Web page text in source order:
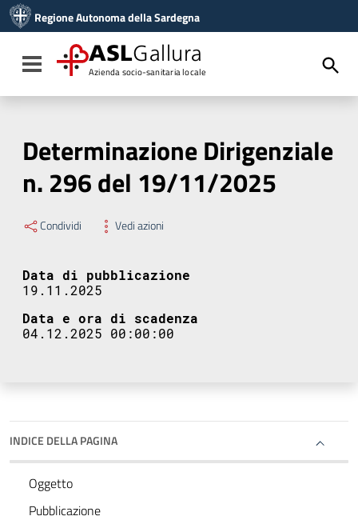
Vai al menu di navigazione
Vai al footer
Regione Autonoma della Sardegna
Toggle navigation
ASLGallura
Azienda socio-sanitaria locale
Determinazione Dirigenziale
n. 296 del 19/11/2025
Condividi Vedi azioni
Data di pubblicazione
19.11.2025
Data e ora di scadenza
04.12.2025 00:00:00
INDICE DELLA PAGINA
Oggetto
Pubblicazione